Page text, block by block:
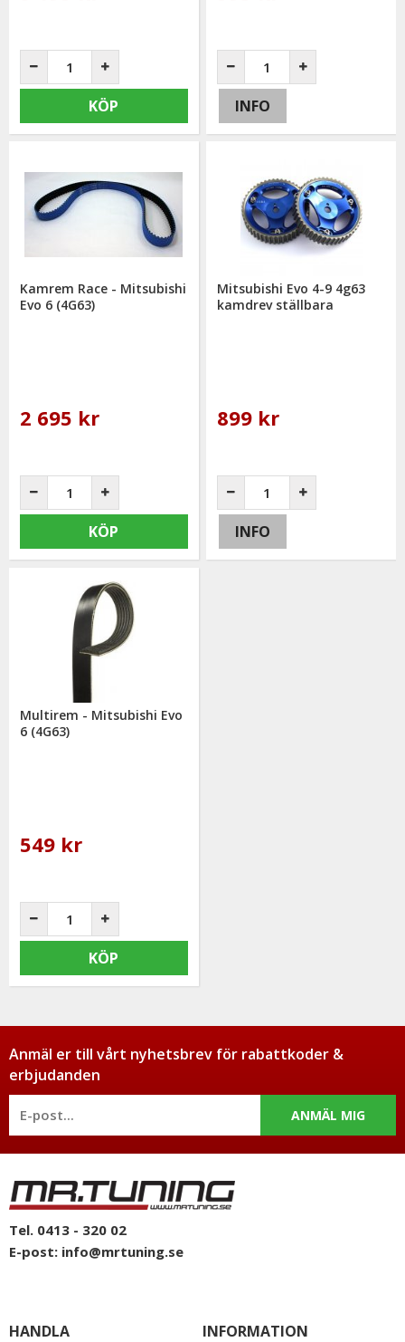
KÖP INFO
Kamrem Race - Mitsubishi
Evo 6 (4G63)
2 695 kr
KÖP
Mitsubishi Evo 4-9 4g63
kamdrev ställbara
899 kr
INFO
Multirem - Mitsubishi Evo
6 (4G63)
549 kr
KÖP
Anmäl er till vårt nyhetsbrev för rabattkoder &
erbjudanden
ANMÄL MIG
Tel. 0413 - 320 02
E-post: info@mrtuning.se
HANDLA INFORMATION